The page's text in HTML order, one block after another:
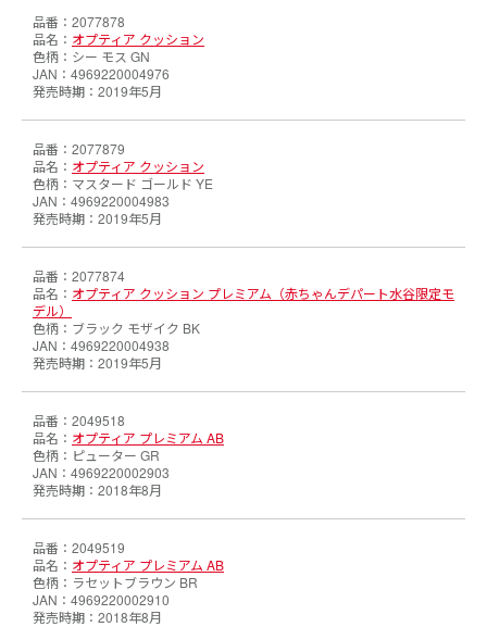
2077878
オプティア クッション
シー モス GN
4969220004976
2019年5月
2077879
オプティア クッション
マスタード ゴールド YE
4969220004983
2019年5月
2077874
オプティア クッション プレミアム（赤ちゃんデパート水谷限定モ
デル）
ブラック モザイク BK
4969220004938
2019年5月
2049518
オプティア プレミアム AB
ピューター GR
4969220002903
2018年8月
2049519
オプティア プレミアム AB
ラセットブラウン BR
4969220002910
2018年8月